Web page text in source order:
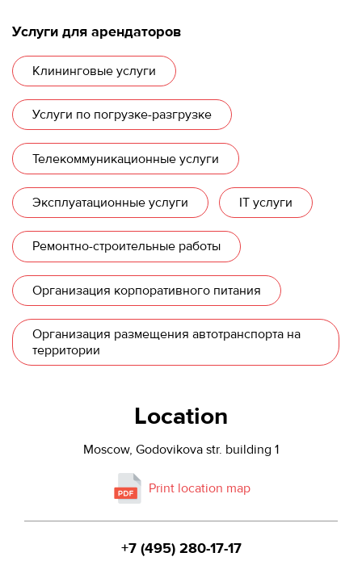
Услуги для арендаторов
Клининговые услуги
Услуги по погрузке-разгрузке
Телекоммуникационные услуги
Эксплуатационные услуги IT услуги
Ремонтно-строительные работы
Организация корпоративного питания
Организация размещения автотранспорта на
территории
Location
Moscow, Godovikova str. building 1
Print location map
+7 (495) 280-17-17